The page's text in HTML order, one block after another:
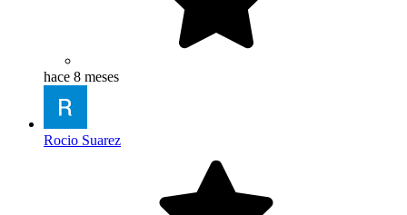
hace 8 meses
Rocio Suarez